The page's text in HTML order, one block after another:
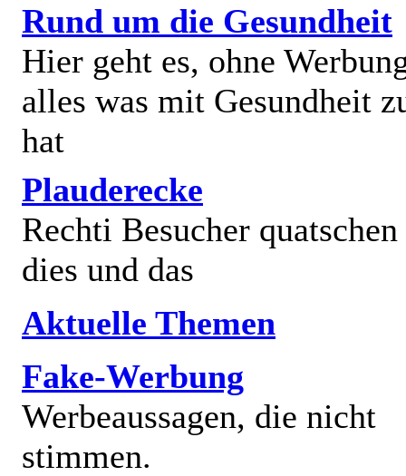
Rund um die Gesundheit
Hier geht es, ohne
alles was mit Gesundheit
hat
Plauderecke
Rechti Besucher
dies und das
Aktuelle Themen
Fake-Werbung
Werbeaussagen, die nicht
stimmen.